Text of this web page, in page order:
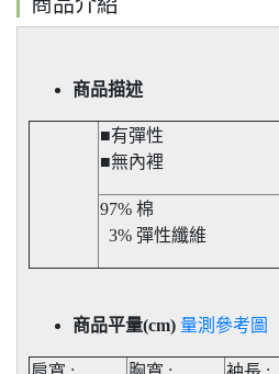
商品描述
■有彈性
■無內裡
97% 棉
3% 彈性纖維
商品平量(cm) 量測參考圖